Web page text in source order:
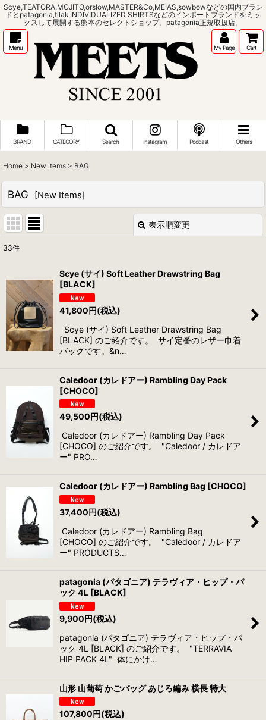
Scye,TEATORA,MOJITO,orslow,MASTER&Co,MEIAS,sowbowなどの国内ブラン
ドとpatagonia,tilak,INDIVIDUALIZED SHIRTSなどのインポートブランドをミッ
クスして展開する熊本のセレクトショップ。patagonia正規取扱店。
Menu My Page Cart
BRAND CATEGORY Search Instagram Podcast Others
Home > New Items > BAG
BAG [New Items]
表示順変更
並び順:
33件
Scye (サイ) Soft Leather Drawstring Bag
[BLACK]
41,800円(税込)
Scye (サイ) Soft Leather Drawstring Bag
[BLACK] のご紹介です。 サイ定番のレザー巾着
バッグです。&n…
Caledoor (カレドアー) Rambling Day Pack
[CHOCO]
49,500円(税込)
Caledoor (カレドアー) Rambling Day Pack
[CHOCO] のご紹介です。 "Caledoor / カレドア
ー" PRO…
Caledoor (カレドアー) Rambling Bag [CHOCO]
37,400円(税込)
Caledoor (カレドアー) Rambling Bag
[CHOCO] のご紹介です。 "Caledoor / カレドア
ー" PRODUCTS…
patagonia (パタゴニア) テラヴィア・ヒップ・パ
ック 4L [BLACK]
9,900円(税込)
patagonia (パタゴニア) テラヴィア・ヒップ・パ
ック 4L [BLACK] のご紹介です。 "TERRAVIA
HIP PACK 4L" 体にかけ…
山形 山葡萄 かごバッグ あじろ編み 横長 特大
107,800円(税込)